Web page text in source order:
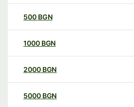
500 BGN
1000 BGN
2000 BGN
5000 BGN